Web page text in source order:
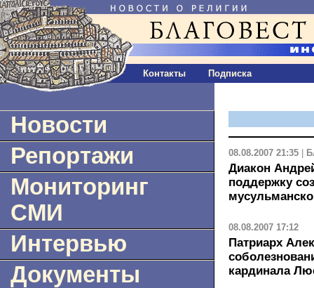
Контакты Подписка
Новости
Репортажи
Мониторинг
СМИ
Интервью
Документы
08.08.2007 21:35 |
Диакон
поддержку
08.08.2007 17:12
Патриарх
кардинала